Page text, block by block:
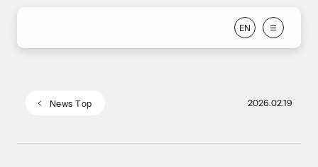
EN
EN
News Top
2026.02.19